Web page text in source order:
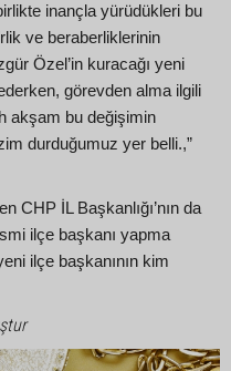
inançla yürüdükleri bu
ve beraberliklerinin
Özel’in kuracağı yeni
görevden alma ilgili
akşam bu değişimin
durduğumuz yer belli.,”
CHP İL Başkanlığı’nın da
ilçe başkanı yapma
ilçe başkanının kim